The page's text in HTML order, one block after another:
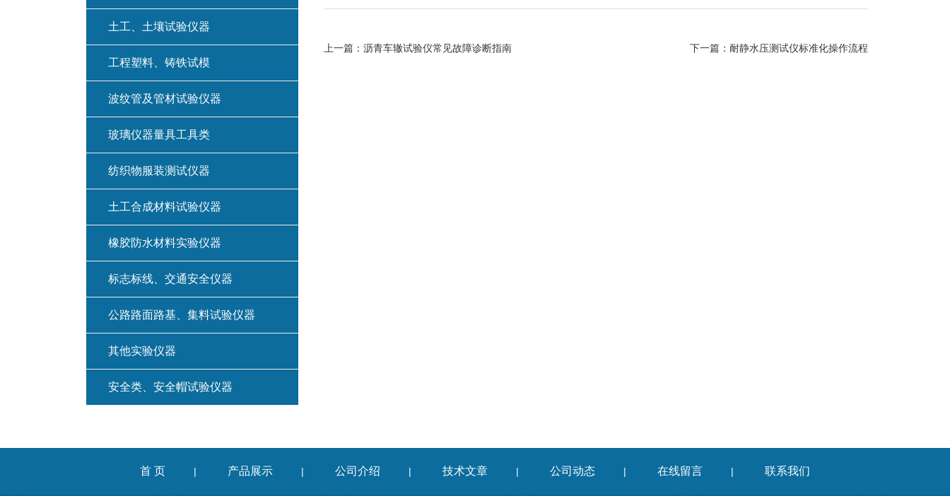
下一篇： 耐静水压测试仪标准化操作流程
上一篇： 沥青车辙试验仪常见故障诊断指南
土工、土壤试验仪器
工程塑料、铸铁试模
波纹管及管材试验仪器
玻璃仪器量具工具类
纺织物服装测试仪器
土工合成材料试验仪器
橡胶防水材料实验仪器
标志标线、交通安全仪器
公路路面路基、集料试验仪器
其他实验仪器
安全类、安全帽试验仪器
首 页 | 产品展示 | 公司介绍 | 技术文章 | 公司动态 | 在线留言 | 联系我们